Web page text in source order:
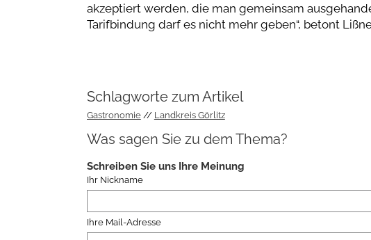
akzeptiert werden, die man gemeinsam
Tarifbindung darf es nicht mehr geben“, betont
Schlagworte zum Artikel
Gastronomie Landkreis Görlitz
Was sagen Sie zu dem Thema?
Schreiben Sie uns Ihre Meinung
Ihr Nickname
Ihre Mail-Adresse